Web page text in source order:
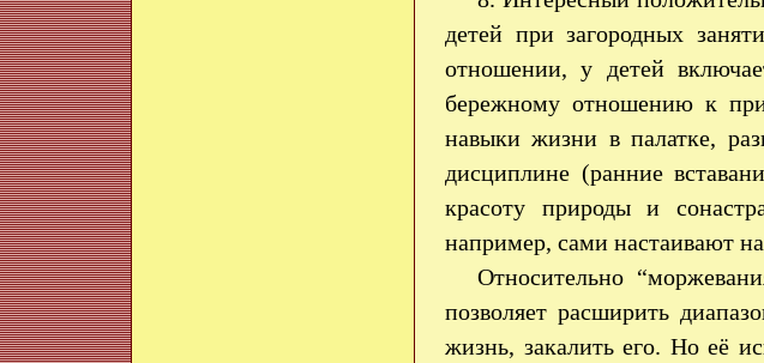
детей при загородных
отношении, у детей
бережному отношению к
навыки жизни в палатке,
дисциплине (ранние
красоту природы и
например, сами настаивают
Относительно
позволяет расширить
жизнь, закалить его. Но её